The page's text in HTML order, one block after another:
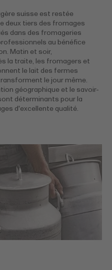
suisse est restée
deux tiers des fromages
dans des fromageries
au bénéfice
Matin et soir,
la traite, les fromagers et
le lait des fermes
le jour même.
géographique et le savoir-
déterminants pour la
d'excellente qualité.